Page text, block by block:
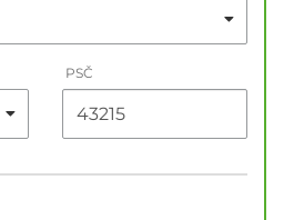
PSČ